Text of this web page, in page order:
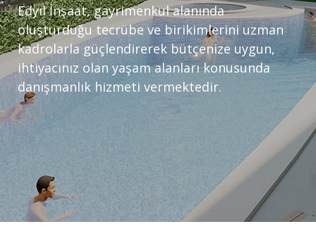
Edyıl İnşaat, gayrimenkul alanında
oluşturduğu tecrübe ve birikimlerini uzman
kadrolarla güçlendirerek bütçenize uygun,
ihtiyacınız olan yaşam alanları konusunda
danışmanlık hizmeti vermektedir.